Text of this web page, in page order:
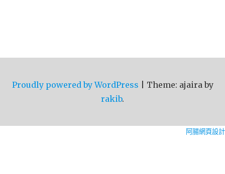
Proudly powered by WordPress
Theme: ajaira by
rakib.
阿腸網頁設計